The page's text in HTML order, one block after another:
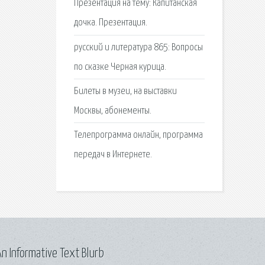
Презентация на тему: Капитанская
дочка. Презентация.
русский и литература 865: Вопросы
по сказке Черная курица.
Билеты в музеи, на выставки
Москвы, абонементы.
Телепрограмма онлайн, программа
передач в Интернете.
Informative Text Blurb